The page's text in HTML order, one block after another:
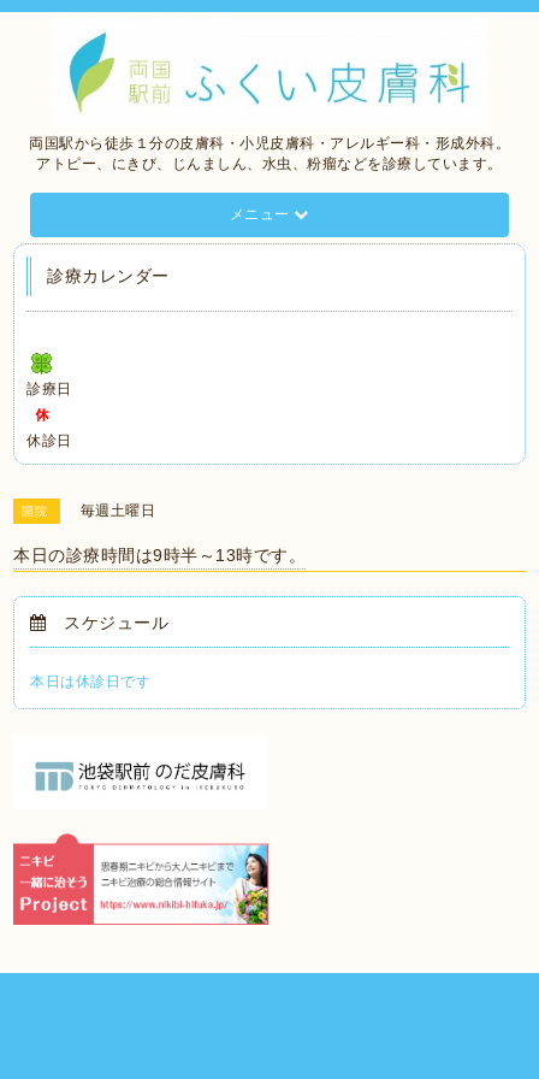
両国駅から徒歩１分の皮膚科・小児皮膚科・アレルギー科・形成外科。
アトピー、にきび、じんましん、水虫、粉瘤などを診療しています。
メニュー
診療カレンダー
診療日
休診日
開院 毎週土曜日
本日の診療時間は9時半～13時です。
スケジュール
本日は休診日です